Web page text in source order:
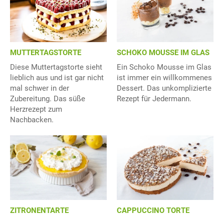
MUTTERTAGSTORTE
Diese Muttertagstorte sieht
lieblich aus und ist gar nicht
mal schwer in der
Zubereitung. Das süße
Herzrezept zum
Nachbacken.
SCHOKO MOUSSE IM GLAS
Ein Schoko Mousse im Glas
ist immer ein willkommenes
Dessert. Das unkomplizierte
Rezept für Jedermann.
ZITRONENTARTE
CAPPUCCINO TORTE